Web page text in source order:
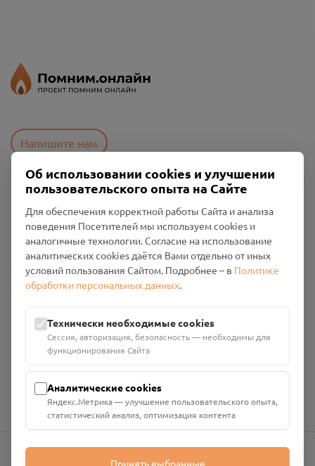
Напишите нам
Пользовательское соглашение
Политика конфиденциальности
Промо-материалы
Настройки cookies
Общество с ограниченной ответственностью «Смоленский
Проект Помним»
ИНН: 6700029207 ОГРН: 1256700001986
Юридический адрес: 216790, Смоленская область, р-н
Руднянский, г. Рудня, улица Западная, д. 26А, пом. 18
Номер счёта: 40702810901130004287 в АО "АЛЬФА-БАНК"
Кор. счёт: 30101810200000000593
Об использовании cookies и улучшении
пользовательского опыта на Сайте
Для обеспечения корректной работы Сайта и анализа
поведения Посетителей мы используем cookies и
аналогичные технологии. Согласие на использование
аналитических cookies даётся Вами отдельно от иных
условий пользования Сайтом. Подробнее – в Политике
обработки персональных данных.
Технически необходимые cookies
Сессия, авторизация, безопасность — необходимы для
функционирования Сайта
Аналитические cookies
Яндекс.Метрика — улучшение пользовательского опыта,
статистический анализ, оптимизация контента
Принять выбранные